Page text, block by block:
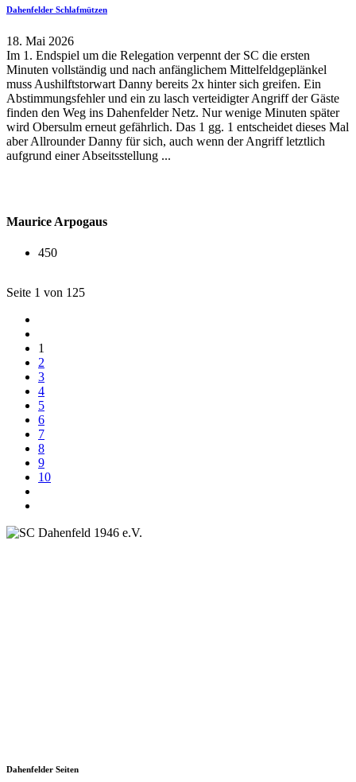
Dahenfelder Schlafmützen
18. Mai 2026
Im 1. Endspiel um die Relegation verpennt der SC die ersten
Minuten vollständig und nach anfänglichem Mittelfeldgeplänkel
muss Aushilftstorwart Danny bereits 2x hinter sich greifen. Ein
Abstimmungsfehler und ein zu lasch verteidigter Angriff der Gäste
finden den Weg ins Dahenfelder Netz. Nur wenige Minuten später
wird Obersulm erneut gefährlich. Das 1 gg. 1 entscheidet dieses Mal
aber Allrounder Danny für sich, auch wenn der Angriff letztlich
aufgrund einer Abseitsstellung ...
Maurice Arpogaus
450
Seite 1 von 125
1
2
3
4
5
6
7
8
9
10
Dahenfelder Seiten